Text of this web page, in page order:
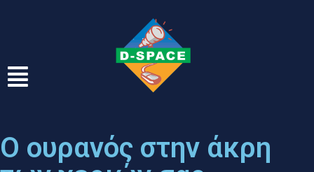
Ο ουρανός στην άκρη